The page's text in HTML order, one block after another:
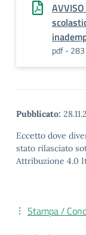
pdf -
Pubblicato:
Eccetto dove
stato rilasciato
Attribuzione 4.0
Stampa /